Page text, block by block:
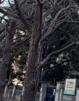
植栽管理・メンテナンス
高木・特殊伐採＆ケーブ
植栽リノベーション
インテリアプランツ